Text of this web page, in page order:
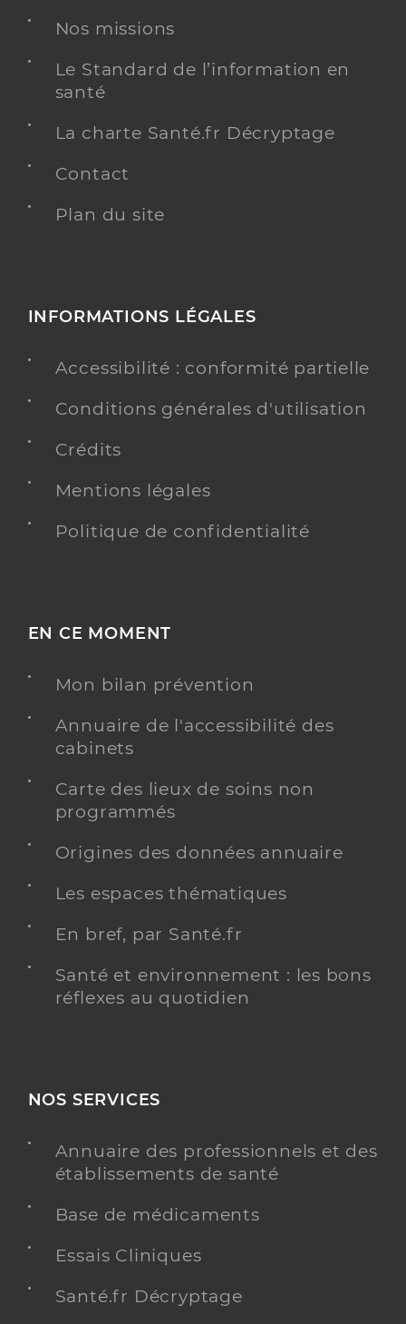
Nos missions
Le Standard de l’information en
santé
La charte Santé.fr Décryptage
Contact
Plan du site
INFORMATIONS LÉGALES
Accessibilité : conformité partielle
Conditions générales d'utilisation
Crédits
Mentions légales
Politique de confidentialité
EN CE MOMENT
Mon bilan prévention
Annuaire de l'accessibilité des
cabinets
Carte des lieux de soins non
programmés
Origines des données annuaire
Les espaces thématiques
En bref, par Santé.fr
Santé et environnement : les bons
réflexes au quotidien
NOS SERVICES
Annuaire des professionnels et des
établissements de santé
Base de médicaments
Essais Cliniques
Santé.fr Décryptage